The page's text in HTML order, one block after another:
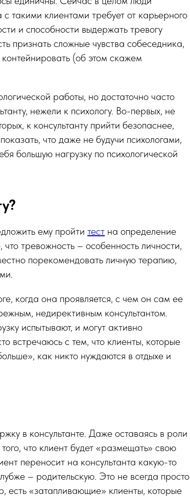
такими клиентами требует от карьерного
и способности выдержать тревогу
признать сложные чувства собеседника,
(об этом скажем
работы, но достаточно часто
нежели к психологу. Во-первых, не
к консультанту прийти безопаснее,
что даже не будучи психологами,
большую нагрузку по психологической
ему пройти тест на определение
тревожность – особенность личности,
порекомендовать личную терапию,
когда она проявляется, с чем он сам ее
недирективным консультантом.
испытывают, и могут активно
встречаюсь с тем, что клиенты, которые
как никто нуждаются в отдыхе и
в консультанте. Даже оставаясь в роли
что клиент будет «размещать» свою
переносит на консультанта какую-то
– родительскую. Это не всегда просто
есть «затапливающие» клиенты, которые